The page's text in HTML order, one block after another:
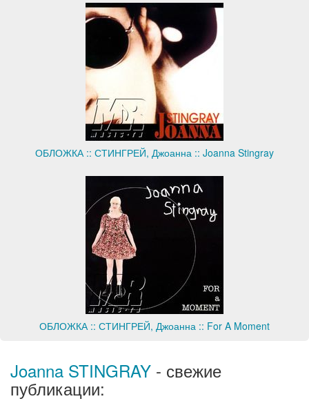
ОБЛОЖКА :: СТИНГРЕЙ, Джоанна :: Joanna Stingray
ОБЛОЖКА :: СТИНГРЕЙ, Джоанна :: For A Moment
Joanna STINGRAY - свежие
публикации: